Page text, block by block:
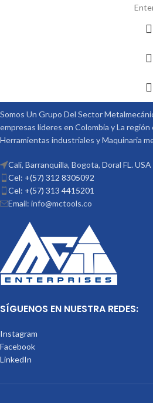
Somos Un Grupo Del Sector
empresas lideres en Colombia y La
Herramientas industriales y Maquinaria
Cali, Barranquilla, Bogota, Doral FL. USA
Cel: +(57) 312 8305092
Cel: +(57) 313 4415201
Email: info@mctools.co
SÍGUENOS EN NUESTRA REDES:
Instagram
Facebook
LinkedIn